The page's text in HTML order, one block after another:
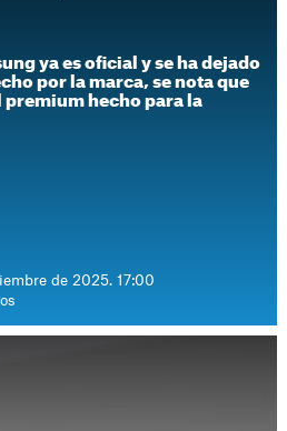
ya es oficial y se ha dejado
por la marca, se nota que
hecho para la
de 2025. 17:00